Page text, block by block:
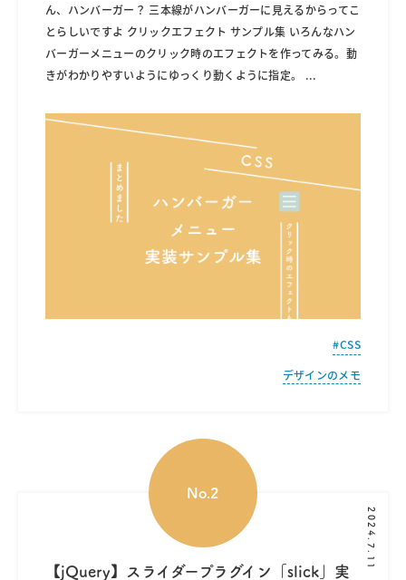
ん、ハンバーガー？ 三本線がハンバーガーに見えるからってこ
とらしいですよ クリックエフェクト サンプル集 いろんなハン
バーガーメニューのクリック時のエフェクトを作ってみる。動
きがわかりやすいようにゆっくり動くように指定。
...
CSS
デザインのメモ
2024.7.11
【jQuery】スライダープラグイン「slick」実